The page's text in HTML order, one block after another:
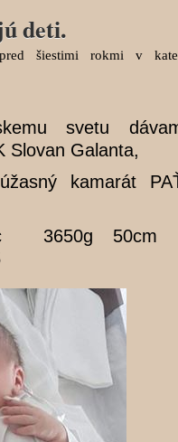
deti.
pred šiestimi rokmi v
svetu
Slovan Galanta,
kamarát
3650g 50cm